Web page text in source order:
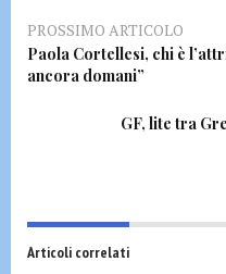
PROSSIMO ARTICOLO
Paola Cortellesi, chi è
ancora domani”
GF, lite tra
Articoli correlati